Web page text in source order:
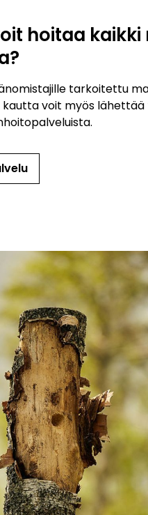
hoitaa
tarkoitettu
voit myös